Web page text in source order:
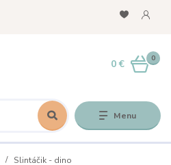
Menu
0
0 €
Slintáčik - dino